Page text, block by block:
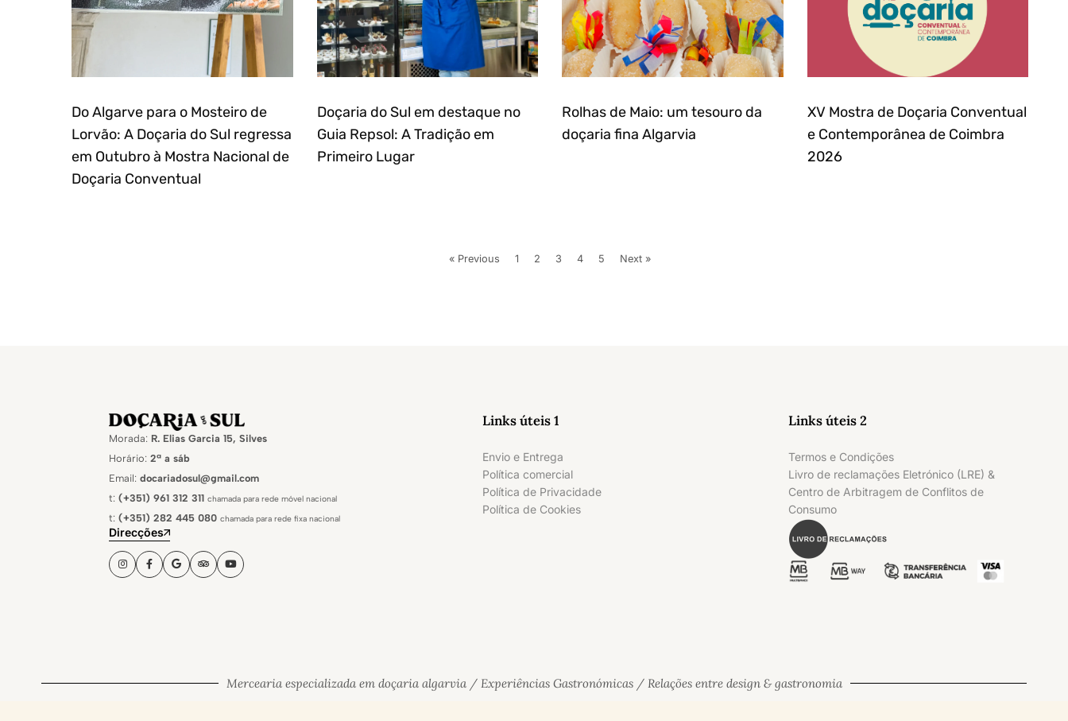
Do Algarve para o Mosteiro de
Lorvão: A Doçaria do Sul regressa
em Outubro à Mostra Nacional de
Doçaria Conventual
Doçaria do Sul em destaque no
Guia Repsol: A Tradição em
Primeiro Lugar
Rolhas de Maio: um tesouro da
doçaria fina Algarvia
XV Mostra de Doçaria Conventual
e Contemporânea de Coimbra
2026
« Previous 1 2 3 4 5 Next »
Morada: R. Elias Garcia 15, Silves
Horário: 2ª a sáb
Email: docariadosul@gmail.com
t: (+351) 961 312 311 chamada para rede móvel nacional
t: (+351) 282 445 080 chamada para rede fixa nacional
Direcções
Links úteis 1
Envio e Entrega
Política comercial
Política de Privacidade​
Política de Cookies
Links úteis 2
Termos e Condições
Livro de reclamações Eletrónico (LRE) &
Centro de Arbitragem de Conflitos de
Consumo
Mercearia especializada em doçaria algarvia / Experiências Gastronómicas / Relações entre design & gastronomia